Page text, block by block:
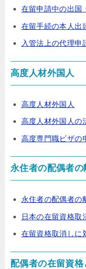
在留申請中の出国
在留手続の本人出
入管法上の代理申
高度人材外国人
高度人材外国人
高度人材外国人の
高度専門職ビザの
永住者の配偶者の
永住者の配偶者の
日本の在留資格取
在留資格取消しに
配偶者の在留資格